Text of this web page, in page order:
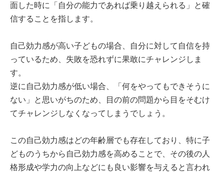
面した時に「自分の能力であれば乗り越えられる」と確
信することを指します。
自己効力感が高い子どもの場合、自分に対して自信を持
っているため、失敗を恐れずに果敢にチャレンジしま
す。
逆に自己効力感が低い場合、「何をやってもできそうに
ない」と思いがちのため、目の前の問題から目をそむけ
てチャレンジしなくなってしまうでしょう。
この自己効力感はどの年齢層でも存在しており、特に子
どものうちから自己効力感を高めることで、その後の人
格形成や学力の向上などにも良い影響を与えると言われ